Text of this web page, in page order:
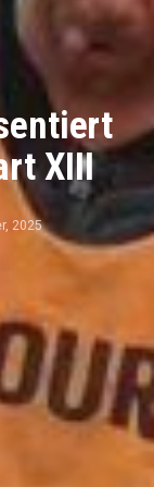
XIII
2025